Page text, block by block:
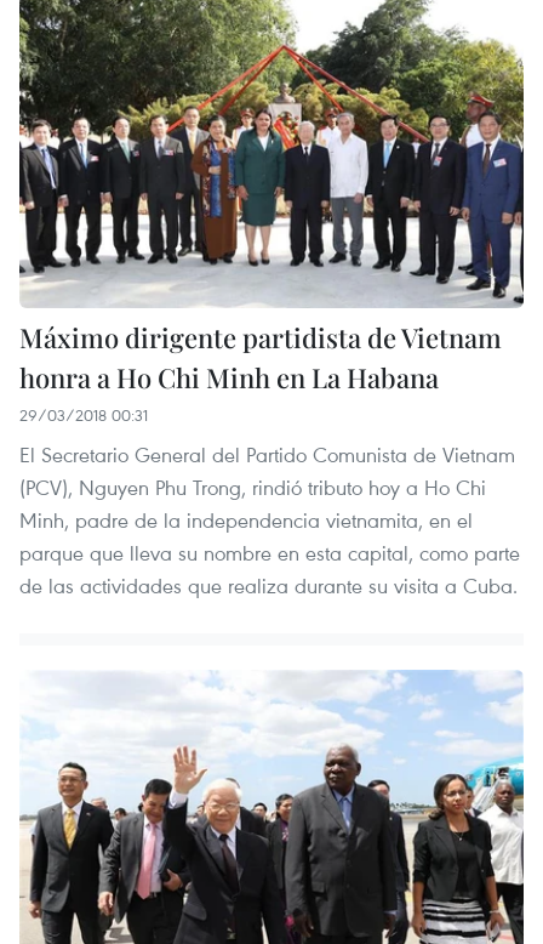
Máximo dirigente partidista de Vietnam
honra a Ho Chi Minh en La Habana
29/03/2018 00:31
El Secretario General del Partido Comunista de Vietnam
(PCV), Nguyen Phu Trong, rindió tributo hoy a Ho Chi
Minh, padre de la independencia vietnamita, en el
parque que lleva su nombre en esta capital, como parte
de las actividades que realiza durante su visita a Cuba.